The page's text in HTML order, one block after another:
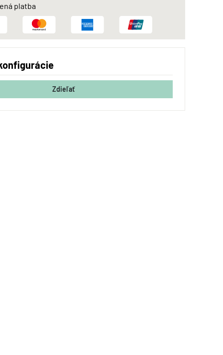
platba
Zdieľať